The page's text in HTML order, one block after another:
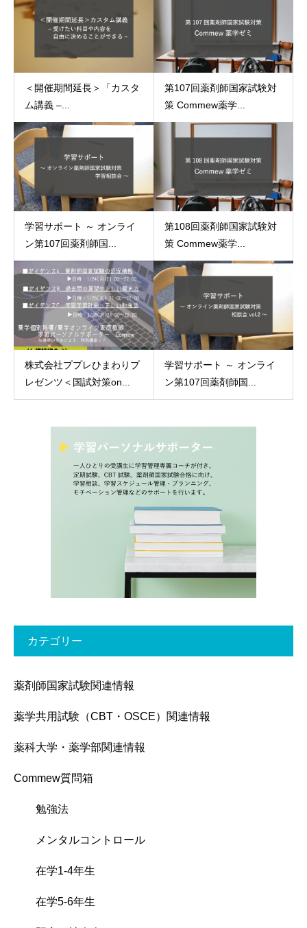
＜開催期間延長＞「カスタ
ム講義 –...
第107回薬剤師国家試験対
策 Commew薬学...
学習サポート ～ オンライ
ン第107回薬剤師国...
第108回薬剤師国家試験対
策 Commew薬学...
株式会社ププレひまわりプ
レゼンツ＜国試対策on...
学習サポート ～ オンライ
ン第107回薬剤師国...
カテゴリー
薬剤師国家試験関連情報
薬学共用試験（CBT・OSCE）関連情報
薬科大学・薬学部関連情報
Commew質問箱
勉強法
メンタルコントロール
在学1-4年生
在学5-6年生